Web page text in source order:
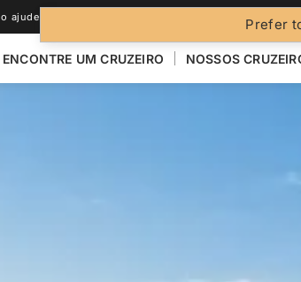
Prefer
ajudem.
ENCONTRE UM CRUZEIRO NOSSOS